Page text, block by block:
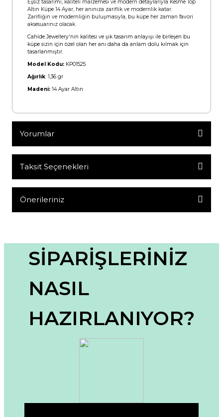
Eşsiz tasarımı, kaliteli malzemesi ve modern detaylarıyla Kesme Top
Altın Küpe 14 Ayar, her anınıza zariflik ve modernlik katar.
Zarifliğin ve modernliğin buluşmasıyla, bu küpe her zaman favori
aksesuarınız olacak.
Cahide Jewellery'nin kalitesi ve şık tasarım anlayışı ile birleşen bu
küpe sizin için özel olan her anı daha da anlam dolu kılmak için
tasarlanmıştır.
Model Kodu: KP01525
Ağırlık: 1,36 gr
Madeni: 14 Ayar Altın
Yorumlar
Bu ürüne ilk yorumu siz yapın!
Taksit Seçenekleri
Önerileriniz
Görüş ve önerileriniz için teşekkür ederiz.
Ürün resmi kalitesiz, bozuk veya görüntülenemiyor.
Ürün açıklamasında eksik bilgiler bulunuyor.
Ürün fiyatı diğer sitelerden daha pahalı.
Bu ürüne benzer farklı alternatifler olmalı.
SİPARİŞLERİNİZ
NASIL
HAZIRLANIYOR?